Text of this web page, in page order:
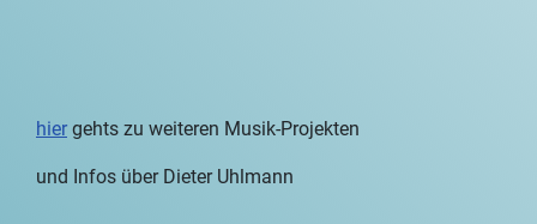
hier gehts zu weiteren Musik-Projekten
und Infos über Dieter Uhlmann